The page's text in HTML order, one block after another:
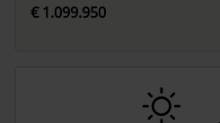
€ 1.099.950